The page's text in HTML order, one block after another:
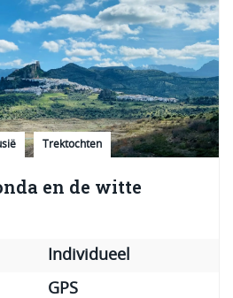
Trektochten
en de witte
Individueel
GPS